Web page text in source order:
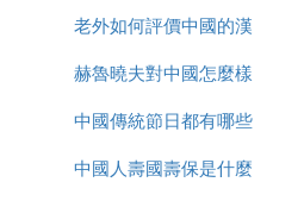
老外如何評價中國的漢
服
赫魯曉夫對中國怎麼樣
中國傳統節日都有哪些
中國人壽國壽保是什麼